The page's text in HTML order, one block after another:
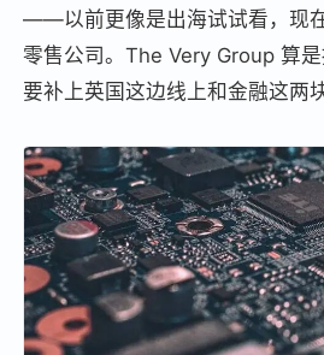
——以前更像是出海试试看，现
零售公司。The Very Group 算
要补上英国这边线上和金融这两块